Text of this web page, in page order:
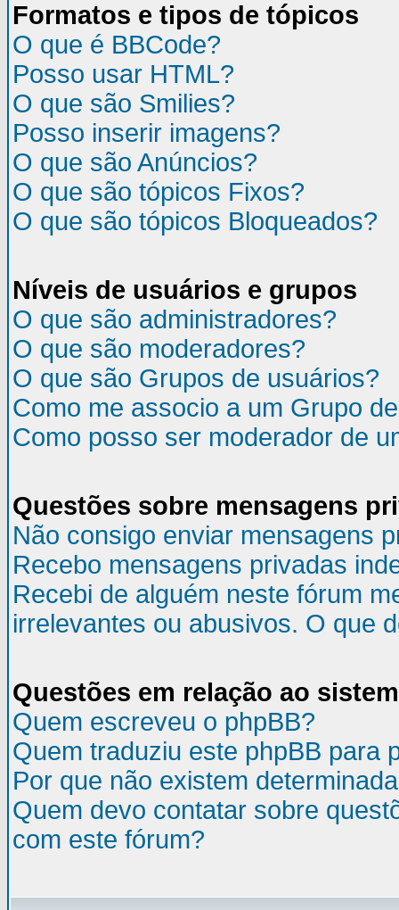
Formatos e tipos de tópicos
O que é BBCode?
Posso usar HTML?
O que são Smilies?
Posso inserir imagens?
O que são Anúncios?
O que são tópicos Fixos?
O que são tópicos Bloqueados?
Níveis de usuários e grupos
O que são administradores?
O que são moderadores?
O que são Grupos de usuários?
Como me associo a um Grupo
Como posso ser moderador de
Questões sobre mensagens
Não consigo enviar mensagens
Recebo mensagens privadas
Recebi de alguém neste fórum
irrelevantes ou abusivos. O que
Questões em relação ao
Quem escreveu o phpBB?
Quem traduziu este phpBB para
Por que não existem
Quem devo contatar sobre
com este fórum?